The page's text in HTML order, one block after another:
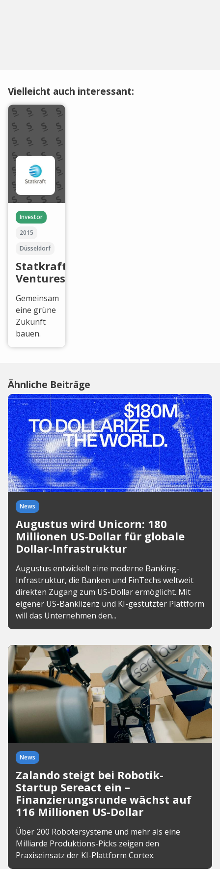
Vielleicht auch interessant:
Investor
2015
Düsseldorf
Statkraft
Ventures
Gemeinsam
eine grüne
Zukunft
bauen.
Ähnliche Beiträge
News
Augustus wird Unicorn: 180
Millionen US-Dollar für globale
Dollar-Infrastruktur
Augustus entwickelt eine moderne Banking-
Infrastruktur, die Banken und FinTechs weltweit
direkten Zugang zum US-Dollar ermöglicht. Mit
eigener US-Banklizenz und KI-gestützter Plattform
will das Unternehmen den...
News
Zalando steigt bei Robotik-
Startup Sereact ein –
Finanzierungsrunde wächst auf
116 Millionen US-Dollar
Über 200 Robotersysteme und mehr als eine
Milliarde Produktions-Picks zeigen den
Praxiseinsatz der KI-Plattform Cortex.